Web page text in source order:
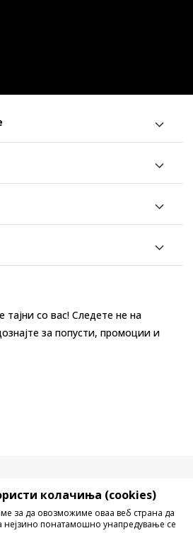
со вас! Следете не на
за попусти, промоции и
колачиња (cookies)
за да овозможиме оваа веб страна да
нејзино понатамошно унапредување се